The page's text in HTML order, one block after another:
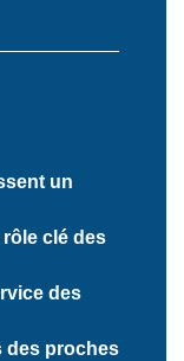
un
rôle clé des
des
des proches